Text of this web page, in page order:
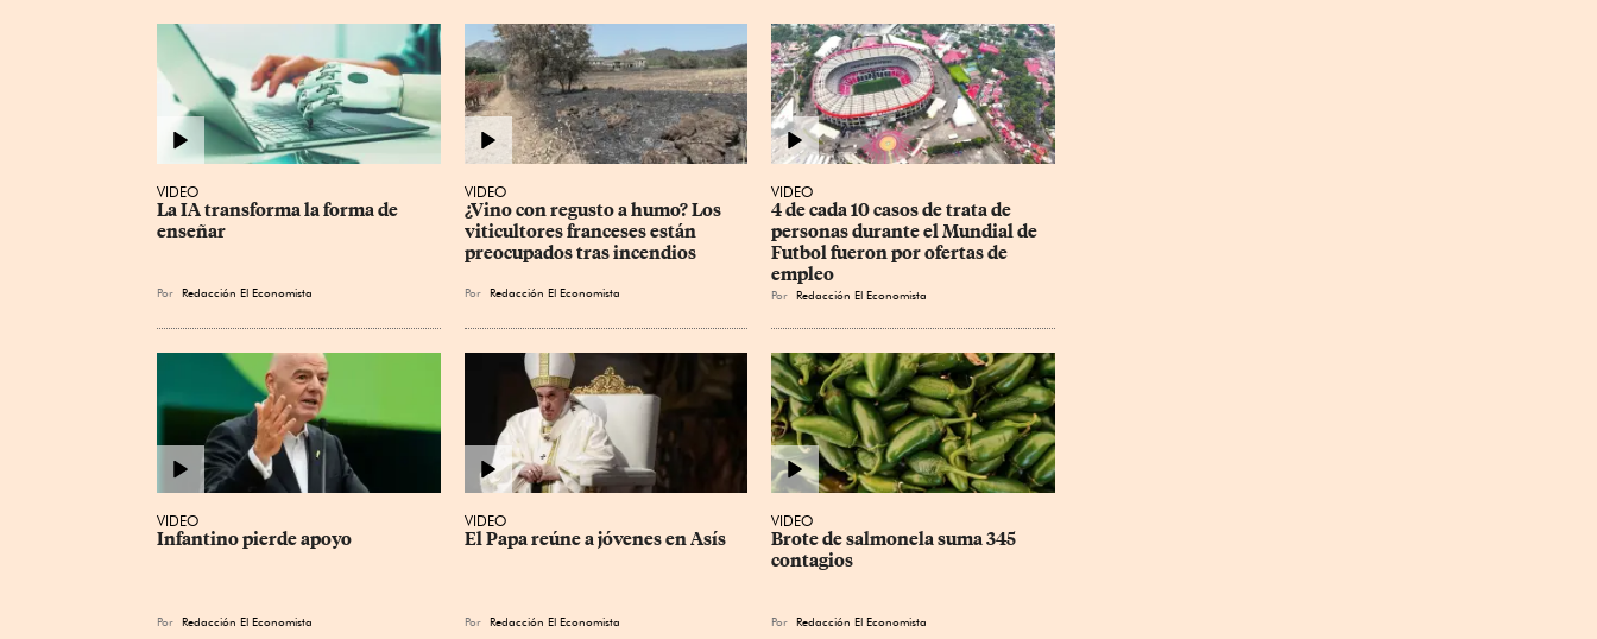
VIDEO
La IA transforma la forma de
enseñar
Por Redacción El Economista
VIDEO
¿Vino con regusto a humo? Los
viticultores franceses están
preocupados tras incendios
Por Redacción El Economista
VIDEO
4 de cada 10 casos de trata de
personas durante el Mundial de
Futbol fueron por ofertas de
empleo
Por Redacción El Economista
VIDEO
Infantino pierde apoyo
Por Redacción El Economista
VIDEO
El Papa reúne a jóvenes en Asís
Por Redacción El Economista
VIDEO
Brote de salmonela suma 345
contagios
Por Redacción El Economista